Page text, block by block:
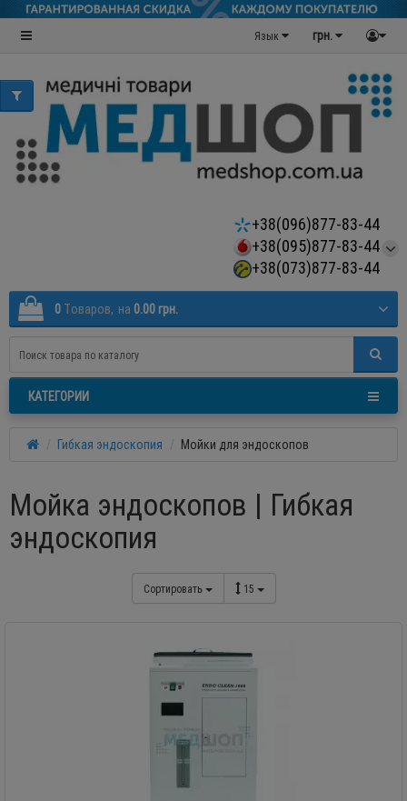
грн.
Язык
+38(096)877-83-44
+38(095)877-83-44
+38(073)877-83-44
0 Tоваров, на 0.00 грн.
КАТЕГОРИИ
Гибкая эндоскопия Мойки для эндоскопов
Мойка эндоскопов | Гибкая
эндоскопия
Сортировать 15